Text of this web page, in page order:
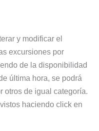
y modificar el
excursiones por
de la disponibilidad
última hora, se podrá
otros de igual categoría.
haciendo click en